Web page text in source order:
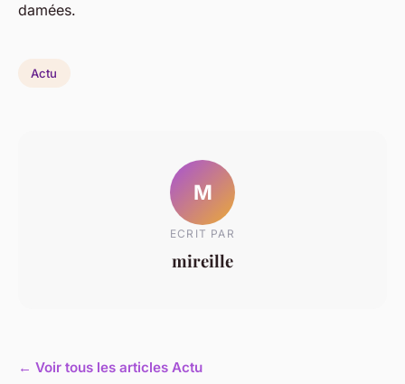
damées.
Actu
M
ECRIT PAR
mireille
← Voir tous les articles Actu